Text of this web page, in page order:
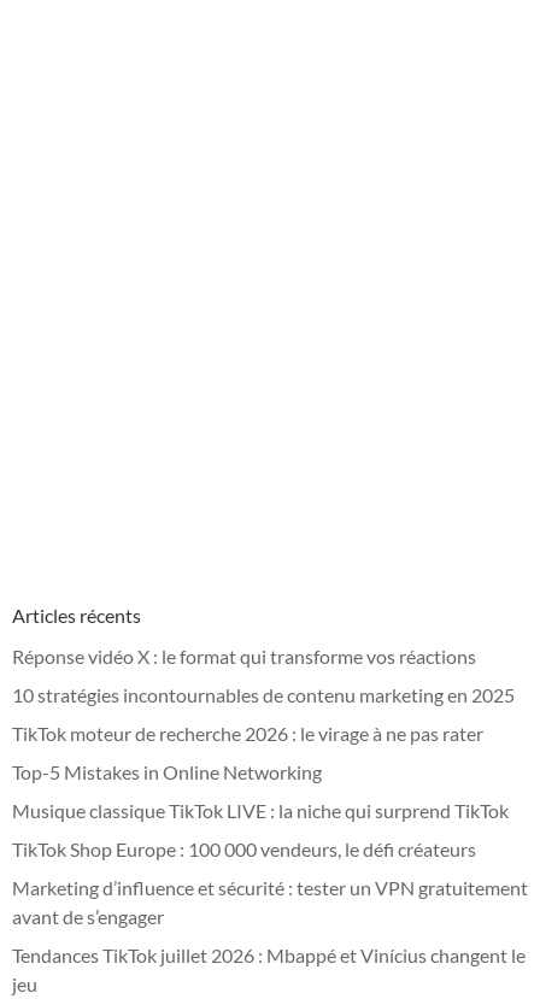
Articles récents
Réponse vidéo X : le format qui transforme vos réactions
10 stratégies incontournables de contenu marketing en 2025
TikTok moteur de recherche 2026 : le virage à ne pas rater
Top-5 Mistakes in Online Networking
Musique classique TikTok LIVE : la niche qui surprend TikTok
TikTok Shop Europe : 100 000 vendeurs, le défi créateurs
Marketing d’influence et sécurité : tester un VPN gratuitement
avant de s’engager
Tendances TikTok juillet 2026 : Mbappé et Vinícius changent le
jeu